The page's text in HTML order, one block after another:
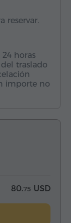
reservar.
horas
traslado
importe no
80.75 USD